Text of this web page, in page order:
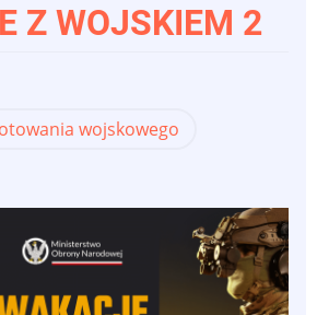
Z WOJSKIEM 2
wojskowego